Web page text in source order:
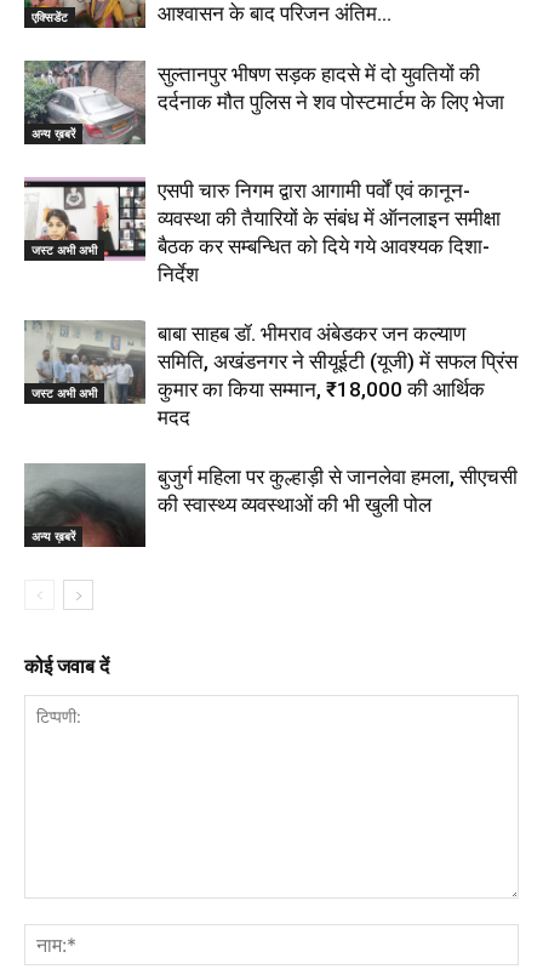
एक्सिडेंट
आश्वासन के बाद परिजन अंतिम...
अन्य ख़बरें
सुल्तानपुर भीषण सड़क हादसे में दो युवतियों की
दर्दनाक मौत पुलिस ने शव पोस्टमार्टम के लिए भेजा
जस्ट अभी अभी
एसपी चारु निगम द्वारा आगामी पर्वों एवं कानून-
व्यवस्था की तैयारियों के संबंध में ऑनलाइन समीक्षा
बैठक कर सम्बन्धित को दिये गये आवश्यक दिशा-
निर्देश
जस्ट अभी अभी
बाबा साहब डॉ. भीमराव अंबेडकर जन कल्याण
समिति, अखंडनगर ने सीयूईटी (यूजी) में सफल प्रिंस
कुमार का किया सम्मान, ₹18,000 की आर्थिक
मदद
अन्य ख़बरें
बुजुर्ग महिला पर कुल्हाड़ी से जानलेवा हमला, सीएचसी
की स्वास्थ्य व्यवस्थाओं की भी खुली पोल
कोई जवाब दें